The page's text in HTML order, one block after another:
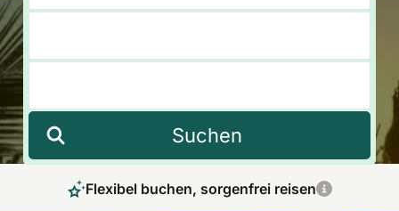
Suchen
Flexibel buchen, sorgenfrei reisen